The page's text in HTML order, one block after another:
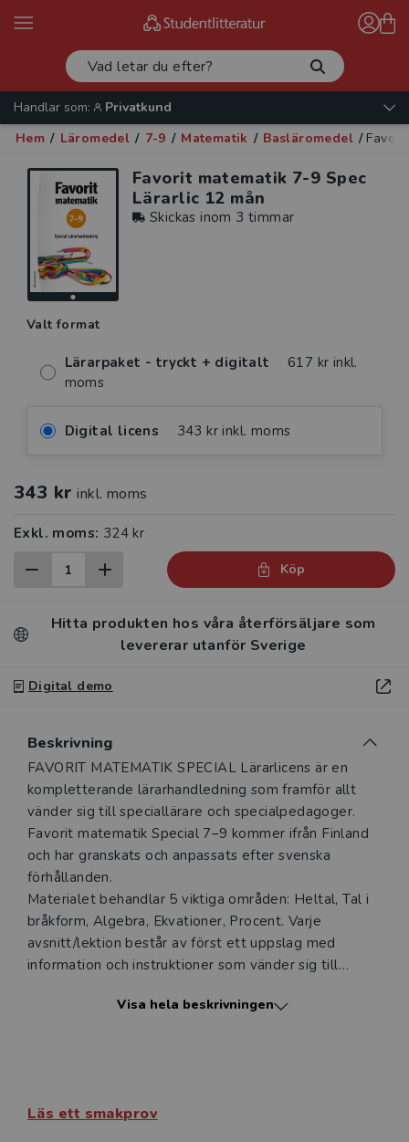
Handlar som:
Privatkund
Hem / Läromedel / 7-9 / Matematik / Basläromedel /
Favorit matematik 7-9 Spec
Lärarlic 12 mån
Skickas inom 3 timmar
Valt format
Lärarpaket - tryckt + digitalt
617 kr inkl.
moms
Digital licens 343 kr inkl. moms
343 kr inkl. moms
Exkl. moms: 324 kr
Köp
Hitta produkten hos våra återförsäljare som
levererar utanför Sverige
Digital demo
Beskrivning
Beskrivning
FAVORIT MATEMATIK SPECIAL Lärarlicens är en
kompletterande lärarhandledning som framför allt
vänder sig till speciallärare och specialpedagoger.
Favorit matematik Special 7–9 kommer ifrån Finland
och har granskats och anpassats efter svenska
förhållanden.
Materialet behandlar 5 viktiga områden: Heltal, Tal i
bråkform, Algebra, Ekvationer, Procent. Varje
avsnitt/lektion består av först ett uppslag med
information och instruktioner som vänder sig till
uppgifter till eleverna. Uppgifterna är oftast visuella
huvudbok.
Visa hela beskrivningen
Läs ett smakprov